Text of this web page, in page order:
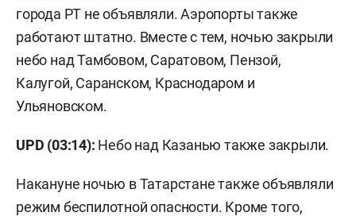
города РТ не объявляли. Аэропорты также
работают штатно. Вместе с тем, ночью закрыли
небо над Тамбовом, Саратовом, Пензой,
Калугой, Саранском, Краснодаром и
Ульяновском.
UPD (03:14): Небо над Казанью также закрыли.
Накануне ночью в Татарстане также объявляли
режим беспилотной опасности. Кроме того,